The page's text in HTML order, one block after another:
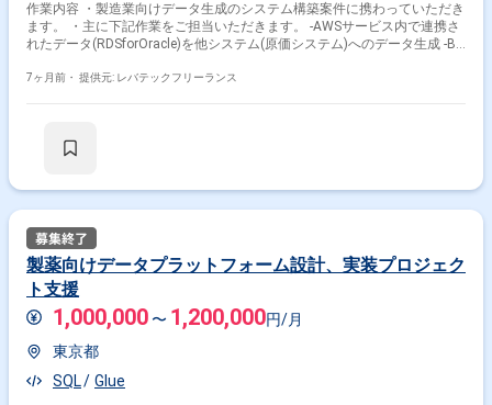
で遵守するようにしている ・提出されたコードには自動的にリグレッシ
ョンテストが実行される環境が構築されている ・コード品質評価ツール
を導入して、メンバーが常に確認できるようにしている 《テストの実施
・ほとんどの機能に受け入れテストを記述、実施している ・機能の実
プミーティング、またはそれに準じるチーム内の打ち合わせを行っている
備》 ・全てのコードをバージョン管理ツールで管理している ・各メ
ンバーが実装したコードのマージは Pull Request ベースで行われる ・
自動（＝システム化され、1コマンドで実行できる）ビルド、自動デプロ
イ環境が整備されている ・コードによるインフラ構成管理
（Infrastructure as Code）の環境が整備されている ◆コミュニケーショ
ン 《MTG頻度》 スクラム開発で進めている当社において、基本的に下
記は必須参加となります。 ・デイリースクラム（つまり朝会。15~30
分） ・スプリントレビュー：2週間に1回実施 《オープンな情報共有》
・開発に必要な全ての資料やデータ（個人情報を除く）は、実装を担当
作業内容 ・製造業向けデータ生成のシステム構築案件に携わっていただき
ます。 ・主に下記作業をご担当いただきます。 ‐AWSサービス内で連携さ
れたデータ(RDSforOracle)を他システム(原価システム)へのデータ生成 ‐BI
- 詳細設計書執筆(ジョブフロー、項目転送仕様) ‐単体テスト(仕様書作成、
7ヶ月前・ 提供元: レバテックフリーランス
製薬向けデータプラットフォーム設計、実装プロジェク
ト支援
1,000,000 〜 1,200,000円/月
東京都
SQL
Glue